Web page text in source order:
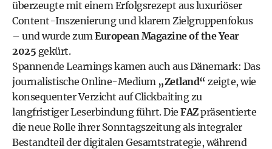
überzeugte mit einem Erfolgsrezept aus luxuriöser
Content-Inszenierung und klarem Zielgruppenfokus
– und wurde zumEuropean Magazine of the Year
2025 gekürt.
Spannende Learnings kamen auch aus Dänemark: Das
journalistische Online-Medium „Zetland“ zeigte, wie
konsequenter Verzicht auf Clickbaiting zu
langfristiger Leserbindung führt. Die FAZpräsentierte
die neue Rolle ihrer Sonntagszeitung als integraler
Bestandteil der digitalen Gesamtstrategie, während